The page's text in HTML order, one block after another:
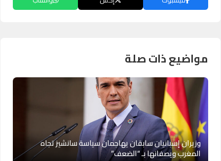
مواضيع ذات صلة
وزيران إسبانيان سابقان يهاجمان سياسة سانشيز تجاه
المغرب ويصفانها بـ “الضعف”